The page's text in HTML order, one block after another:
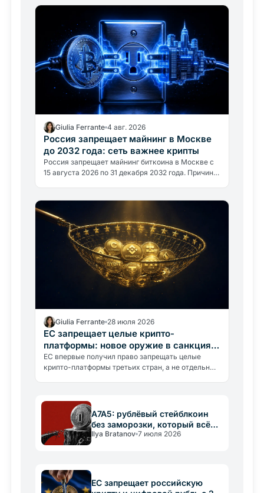
Giulia Ferrante 4 авг. 2026
Россия запрещает майнинг в Москве
до 2032 года: сеть важнее крипты
Россия запрещает майнинг биткоина в Москве с
15 августа 2026 по 31 декабря 2032 года. Причина
Giulia Ferrante 28 июля 2026
ЕС запрещает целые крипто-
платформы: новое оружие в санкциях
против России
ЕС впервые получил право запрещать целые
крипто-платформы третьих стран, а не отдельные
A7A5: рублёвый стейблкоин
без заморозки, который всё
равно умирает
Ilya Bratanov 7 июля 2026
ЕС запрещает российскую